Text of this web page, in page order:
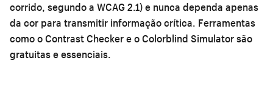
corrido, segundo a WCAG 2.1) e nunca dependa apenas
da cor para transmitir informação crítica. Ferramentas
como o Contrast Checker e o Colorblind Simulator são
gratuitas e essenciais.